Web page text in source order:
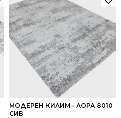
МОДЕРЕН КИЛИМ - ЛОРА 8010
СИВ